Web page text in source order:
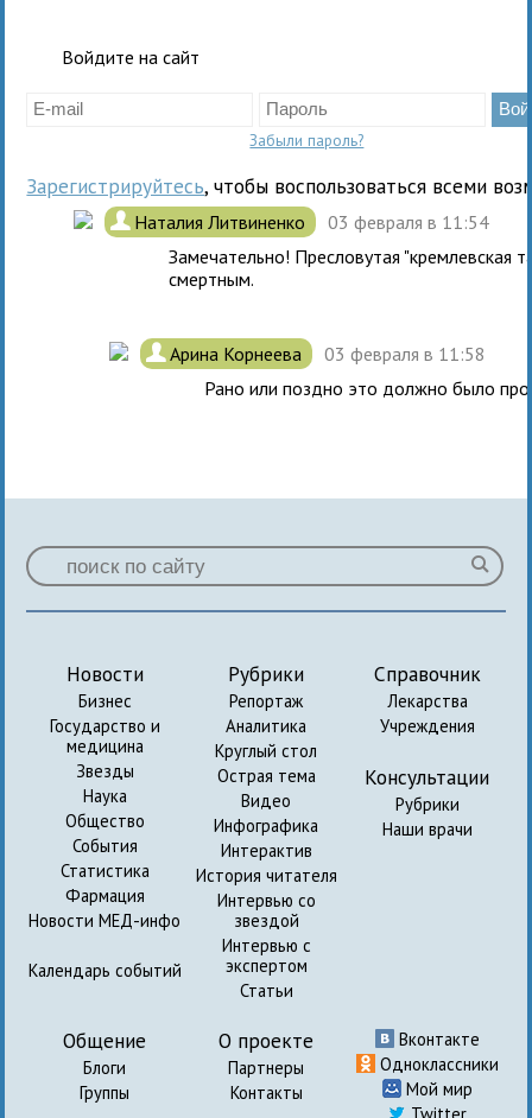
Войдите на сайт
Забыли пароль?
Зарегистрируйтесь, чтобы воспользоваться всеми
. Наталия Литвиненко
03 февраля в 11:54
Замечательно! Пресловутая "кремлевская
смертным.
. Арина Корнеева
03 февраля в 11:58
Рано или поздно это должно было
Новости
Бизнес
Государство и
медицина
Звезды
Наука
Общество
События
Статистика
Фармация
Новости МЕД-инфо
Календарь событий
Рубрики
Репортаж
Аналитика
Круглый стол
Острая тема
Видео
Инфографика
Интерактив
История читателя
Интервью со
звездой
Интервью с
экспертом
Статьи
Справочник
Лекарства
Учреждения
Консультации
Рубрики
Наши врачи
Общение
Блоги
Группы
О проекте
Партнеры
Контакты
Вконтакте
Одноклассники
Мой мир
Twitter